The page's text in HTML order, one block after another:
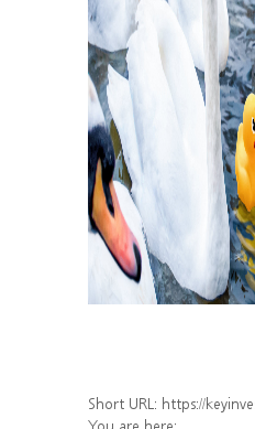
Short URL: https://keyinvest-